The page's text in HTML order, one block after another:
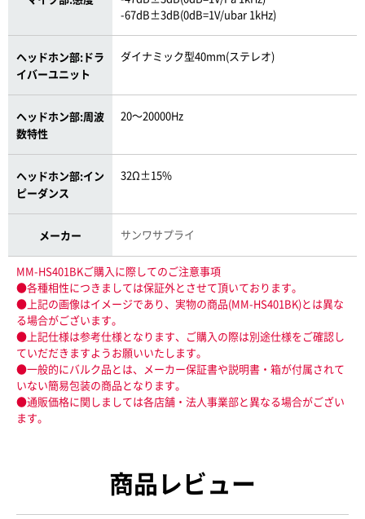
-67dB±3dB(0dB=1V/ubar 1kHz)
ヘッドホン部:ドラ
イバーユニット
ダイナミック型40mm(ステレオ)
ヘッドホン部:周波
数特性
20〜20000Hz
ヘッドホン部:イン
ピーダンス
32Ω±15%
メーカー サンワサプライ
MM-HS401BKご購入に際してのご注意事項
●各種相性につきましては保証外とさせて頂いております。
●上記の画像はイメージであり、実物の商品(MM-HS401BK)とは異な
る場合がございます。
●上記仕様は参考仕様となります、ご購入の際は別途仕様をご確認し
ていだだきますようお願いいたします。
●一般的にバルク品とは、メーカー保証書や説明書・箱が付属されて
いない簡易包装の商品となります。
●通販価格に関しましては各店舗・法人事業部と異なる場合がござい
ます。
商品レビュー